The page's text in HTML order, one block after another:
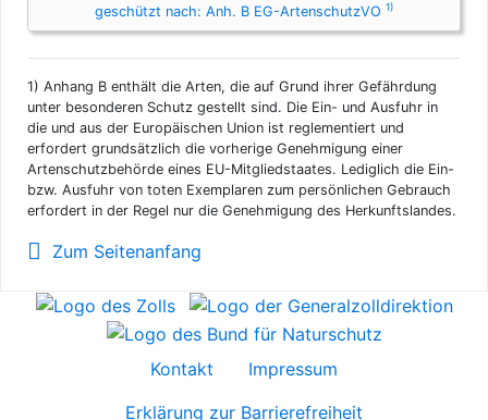
geschützt nach: Anh. B EG-ArtenschutzVO 1)
1) Anhang B enthält die Arten, die auf Grund ihrer Gefährdung
unter besonderen Schutz gestellt sind. Die Ein- und Ausfuhr in
die und aus der Europäischen Union ist reglementiert und
erfordert grundsätzlich die vorherige Genehmigung einer
Artenschutzbehörde eines EU-Mitgliedstaates. Lediglich die Ein-
bzw. Ausfuhr von toten Exemplaren zum persönlichen Gebrauch
erfordert in der Regel nur die Genehmigung des Herkunftslandes.
Zum Seitenanfang
Kontakt
Impressum
Erklärung zur Barrierefreiheit